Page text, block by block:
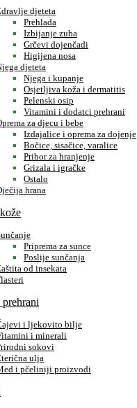
djeteta
Prehlada
Izbijanje zuba
Grčevi dojenčadi
Higijena nosa
djeteta
Njega i kupanje
Osjetljiva koža i dermatitis
Pelenski osip
Vitamini i dodatci prehrani
za djecu i bebe
Izdajalice i oprema za dojenje
Bočice, sisačice, varalice
Pribor za hranjenje
Grizala i igračke
Ostalo
hrana
Priprema za sunce
Poslije sunčanja
od insekata
i ljekovito bilje
i minerali
sokovi
ulja
i pčeliniji proizvodi